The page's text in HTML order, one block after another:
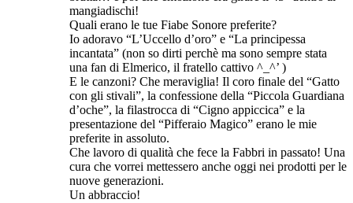
mangiadischi!
Quali erano le tue Fiabe Sonore preferite?
Io adoravo “L’Uccello d’oro” e “La principessa
incantata” (non so dirti perchè ma sono sempre stata
una fan di Elmerico, il fratello cattivo ^_^’ )
E le canzoni? Che meraviglia! Il coro finale del “Gatto
con gli stivali”, la confessione della “Piccola Guardiana
d’oche”, la filastrocca di “Cigno appiccica” e la
presentazione del “Pifferaio Magico” erano le mie
preferite in assoluto.
Che lavoro di qualità che fece la Fabbri in passato! Una
cura che vorrei mettessero anche oggi nei prodotti per le
nuove generazioni.
Un abbraccio!